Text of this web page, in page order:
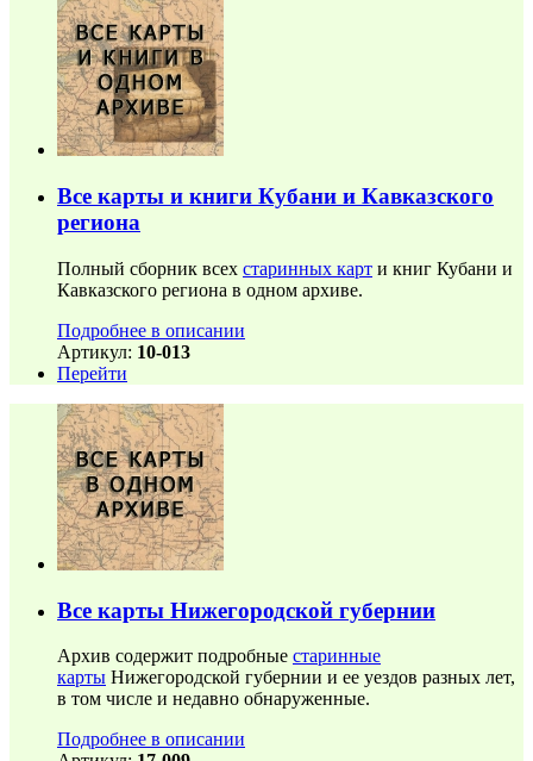
Все карты и книги Кубани и Кавказского
региона
Полный сборник всех старинных карт и книг Кубани и
Кавказского региона в одном архиве.
Подробнее в описании
Артикул: 10-013
Перейти
Все карты Нижегородской губернии
Архив содержит подробные старинные
карты Нижегородской губернии и ее уездов разных лет,
в том числе и недавно обнаруженные.
Подробнее в описании